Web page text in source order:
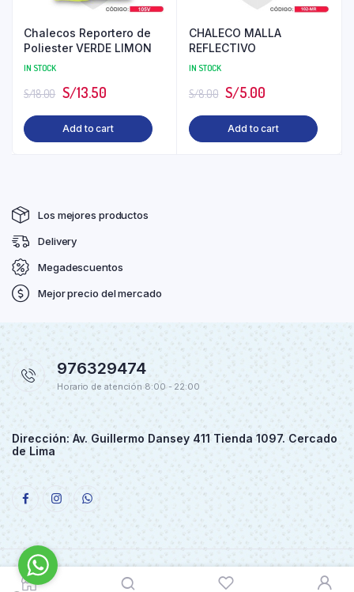
Chalecos Reportero de
Poliester VERDE LIMON
IN STOCK
S/18.00 S/13.50
Add to cart
CHALECO MALLA
REFLECTIVO
IN STOCK
S/8.00 S/5.00
Add to cart
Los mejores productos
Delivery
Megadescuentos
Mejor precio del mercado
976329474
Horario de atención 8:00 - 22:00
Dirección: Av. Guillermo Dansey 411 Tienda 1097. Cercado
de Lima
Copyright 2021 © Royal Plus Import